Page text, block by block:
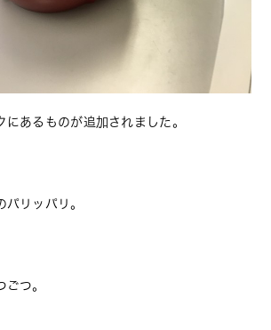
にあるものが追加されました。
パリッパリ。
ごつ。